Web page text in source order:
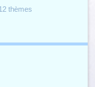
thèmes